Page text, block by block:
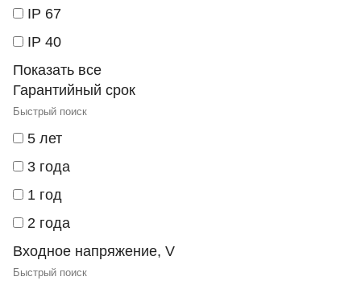
IP 67
IP 40
Показать все
Гарантийный срок
5 лет
3 года
1 год
2 года
Входное напряжение, V